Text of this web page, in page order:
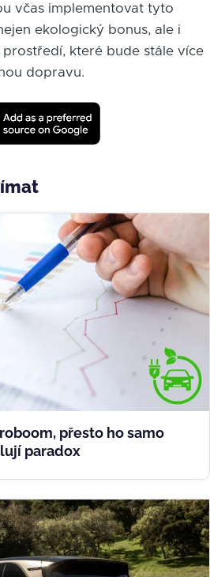
včas implementovat tyto
ekologický bonus, ale i
které bude stále více
dopravu.
přesto ho samo
paradox